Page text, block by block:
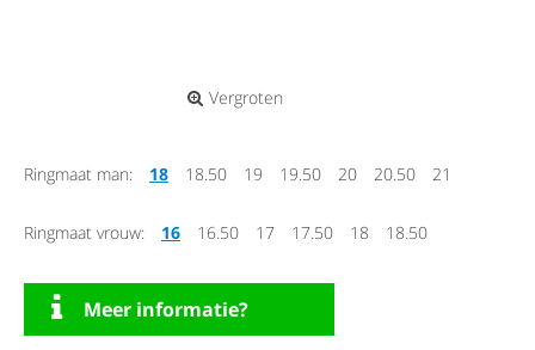
Vergroten
Ringmaat man: 18 18.50 19 19.50 20 20.50 21
Ringmaat vrouw: 16 16.50 17 17.50 18 18.50
Meer informatie?